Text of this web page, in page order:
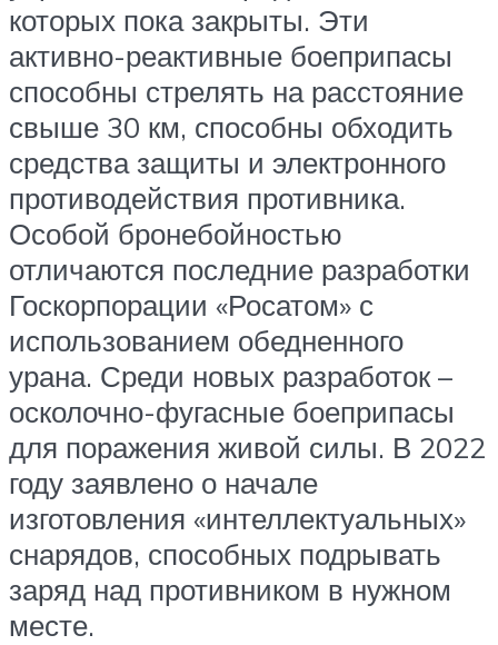
которых пока закрыты. Эти
активно-реактивные боеприпасы
способны стрелять на расстояние
свыше 30 км, способны обходить
средства защиты и электронного
противодействия противника.
Особой бронебойностью
отличаются последние разработки
Госкорпорации «Росатом» с
использованием обедненного
урана. Среди новых разработок –
осколочно-фугасные боеприпасы
для поражения живой силы. В 2022
году заявлено о начале
изготовления «интеллектуальных»
снарядов, способных подрывать
заряд над противником в нужном
месте.